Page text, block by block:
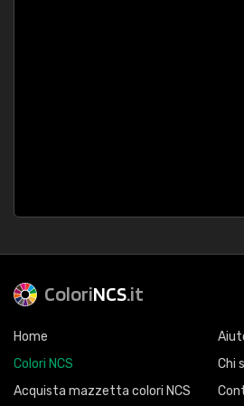
ColoriNCS.it
Home
Colori NCS
Acquista mazzetta colori NCS
Chi